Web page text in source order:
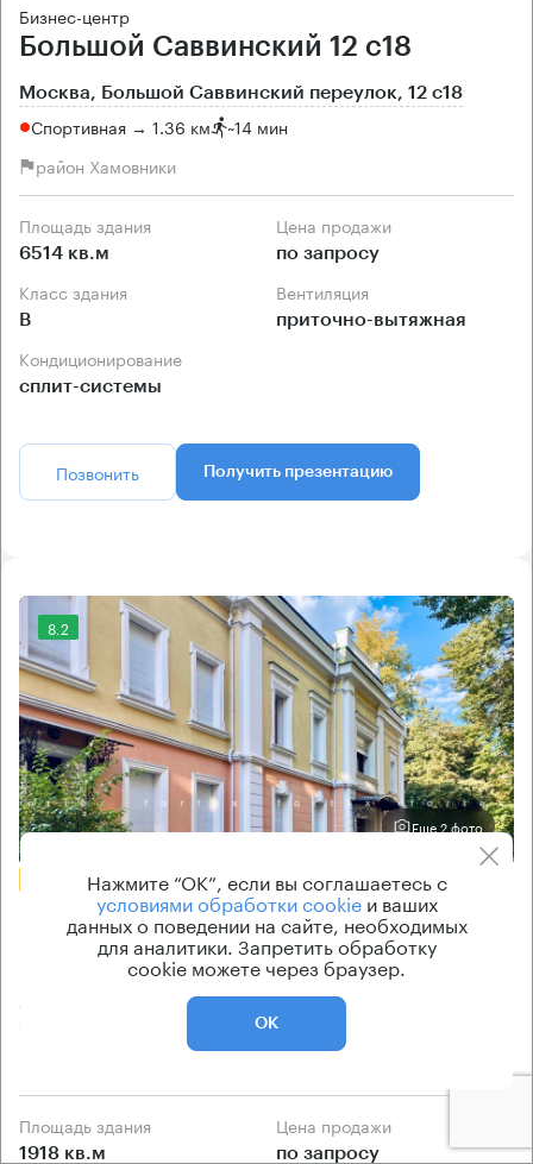
Бизнес-центр
Большой Саввинский 12 с18
Москва, Большой Саввинский переулок, 12 с18
Спортивная → 1.36 км ~14 мин
район Хамовники
Площадь здания
6514 кв.м
Цена продажи
по запросу
Класс здания
B
Вентиляция
приточно-вытяжная
Кондиционирование
сплит-системы
Позвонить Получить презентацию
8.2
Еще 2 фото
БЕЗ КОМИССИИ
Бизнес-центр
Большой Саввинский 16/14 с3
Москва, Большой Саввинский переулок, 16/14 с3
11 мин
Площадь здания
1918 кв.м
Цена продажи
по запросу
Нажмите “ОК”, если вы соглашаетесь с
условиями обработки cookieи ваших
данных о поведении на сайте, необходимых
для аналитики. Запретить обработку
cookie можете через браузер.
ОК